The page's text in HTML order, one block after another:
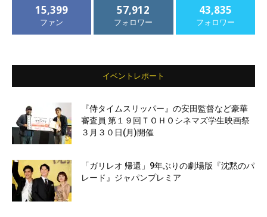
15,399
ファン
57,912
フォロワー
43,835
フォロワー
イベントレポート
『侍タイムスリッパー』の安田監督など豪華
審査員 第１９回ＴＯＨＯシネマズ学生映画祭
３月３０日(月)開催
「ガリレオ 帰還」9年ぶりの劇場版『沈黙のパ
レード』ジャパンプレミア